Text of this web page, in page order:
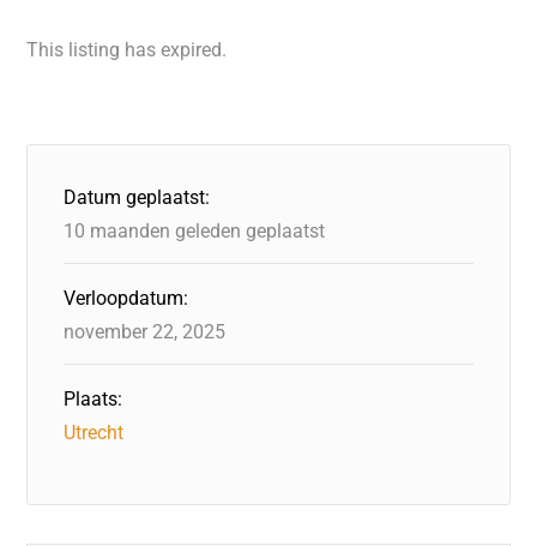
This listing has expired.
Datum geplaatst:
10 maanden geleden geplaatst
Verloopdatum:
november 22, 2025
Plaats:
Utrecht